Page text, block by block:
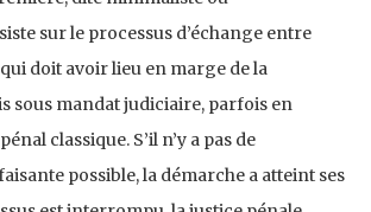
sur le processus d’échange entre
doit avoir lieu en marge de la
sous mandat judiciaire, parfois en
classique. S’il n’y a pas de
possible, la démarche a atteint ses